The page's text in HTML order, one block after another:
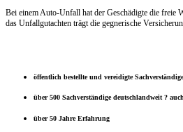
Bei einem Auto-Unfall hat der Geschädigte die freie
das Unfallgutachten trägt die gegnerische
öffentlich bestellte und vereidigte Sachverständige
über 500 Sachverständige deutschlandweit ?
über 50 Jahre Erfahrung